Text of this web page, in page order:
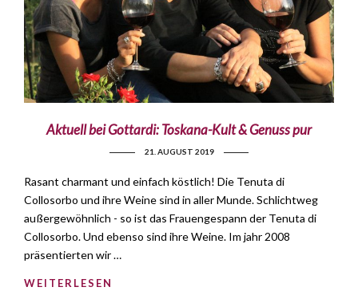
Aktuell bei Gottardi: Toskana-Kult & Genuss pur
21. AUGUST 2019
Rasant charmant und einfach köstlich! Die Tenuta di
Collosorbo und ihre Weine sind in aller Munde. Schlichtweg
außergewöhnlich - so ist das Frauengespann der Tenuta di
Collosorbo. Und ebenso sind ihre Weine. Im jahr 2008
präsentierten wir …
WEITERLESEN